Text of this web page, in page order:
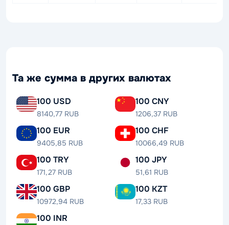
Та же сумма в других валютах
100 USD
8140,77 RUB
100 CNY
1206,37 RUB
100 EUR
9405,85 RUB
100 CHF
10066,49 RUB
100 TRY
171,27 RUB
100 JPY
51,61 RUB
100 GBP
10972,94 RUB
100 KZT
17,33 RUB
100 INR